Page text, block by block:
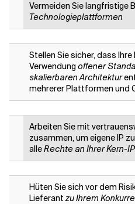
Vermeiden Sie langfristige
Technologieplattformen
Stellen Sie sicher, dass
Verwendung offener
skalierbaren Architektur
mehrerer Plattformen und
Arbeiten Sie mit
zusammen, um eigene IP
alleRechte an Ihrer Kern-IP
Hüten Sie sich vor dem
Lieferantzu Ihrem